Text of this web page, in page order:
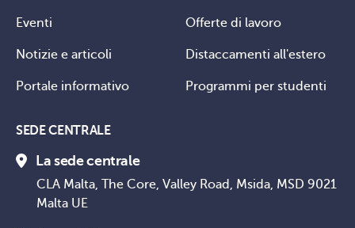
Eventi
Notizie e articoli
Portale informativo
Offerte di lavoro
Distaccamenti all'estero
Programmi per studenti
SEDE CENTRALE
La sede centrale
CLA Malta, The Core, Valley Road, Msida, MSD 9021
Malta UE